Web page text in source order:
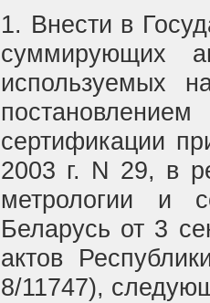
1. Внести в
суммирующих
используемых
сертификации
2003 г. N 29, в
метрологии и
Беларусь от 3
актов
8/11747),